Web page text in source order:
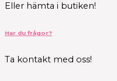
Eller hämta i butiken!
Har du frågor?
Ta kontakt med oss!